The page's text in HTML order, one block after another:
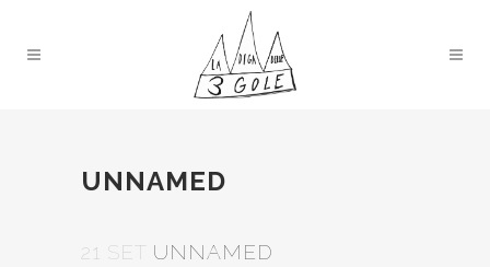
UNNAMED
21 SET UNNAMED